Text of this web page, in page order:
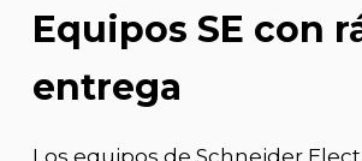
Equipos SE con
entrega
Los equipos de Schneider